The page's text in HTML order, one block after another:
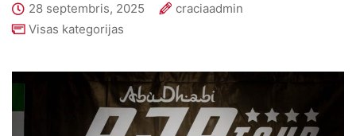
28 septembris, 2025
craciaadmin
Visas kategorijas